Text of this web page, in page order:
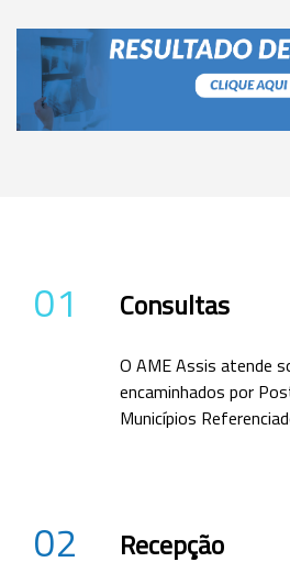
01 Consultas
O AME Assis atende
encaminhados por
Municípios
02 Recepção